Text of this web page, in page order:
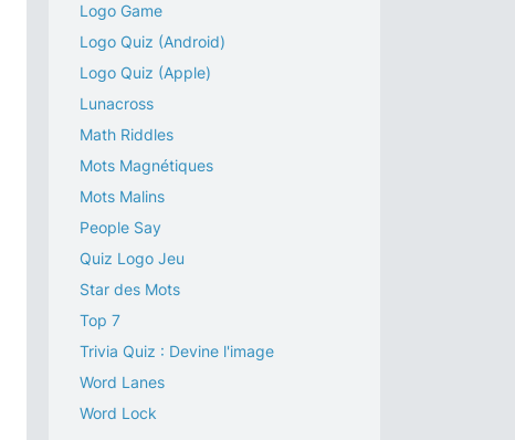
Logo Game
Logo Quiz (Android)
Logo Quiz (Apple)
Lunacross
Math Riddles
Mots Magnétiques
Mots Malins
People Say
Quiz Logo Jeu
Star des Mots
Top 7
Trivia Quiz : Devine l'image
Word Lanes
Word Lock